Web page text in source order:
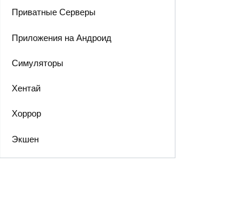
Приватные Серверы
Приложения на Андроид
Симуляторы
Хентай
Хоррор
Экшен